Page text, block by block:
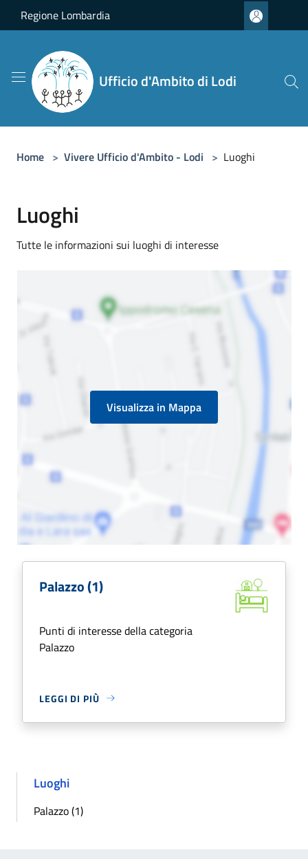
Salta al contenuto principale
Regione Lombardia
Ufficio d'Ambito di Lodi
Home > Vivere Ufficio d'Ambito - Lodi > Luoghi
Luoghi
Tutte le informazioni sui luoghi di interesse
Visualizza in Mappa
Palazzo (1)
Punti di interesse della categoria
Palazzo
LEGGI DI PIÙ
Luoghi
Palazzo (1)